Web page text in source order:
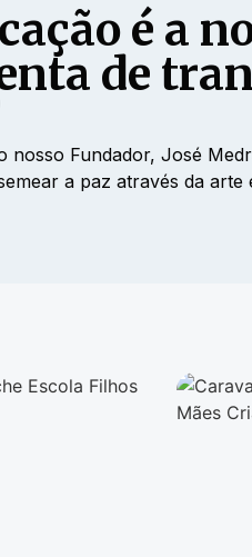
é a
de
nosso Fundador, José
a paz através da arte